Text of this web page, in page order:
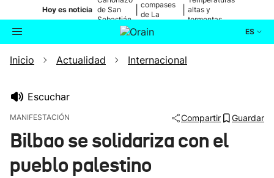
Hoy es noticia de San
Sebastián
compases
de La
altas y
tormentas
ES
Buscador Actualidad
Ikusmiran
Inicio Actualidad Internacional
Escuchar
MANIFESTACIÓN Compartir Guardar
Bilbao se solidariza con el
pueblo palestino